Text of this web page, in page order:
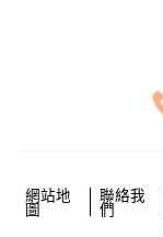
網站地
圖
聯絡我
們